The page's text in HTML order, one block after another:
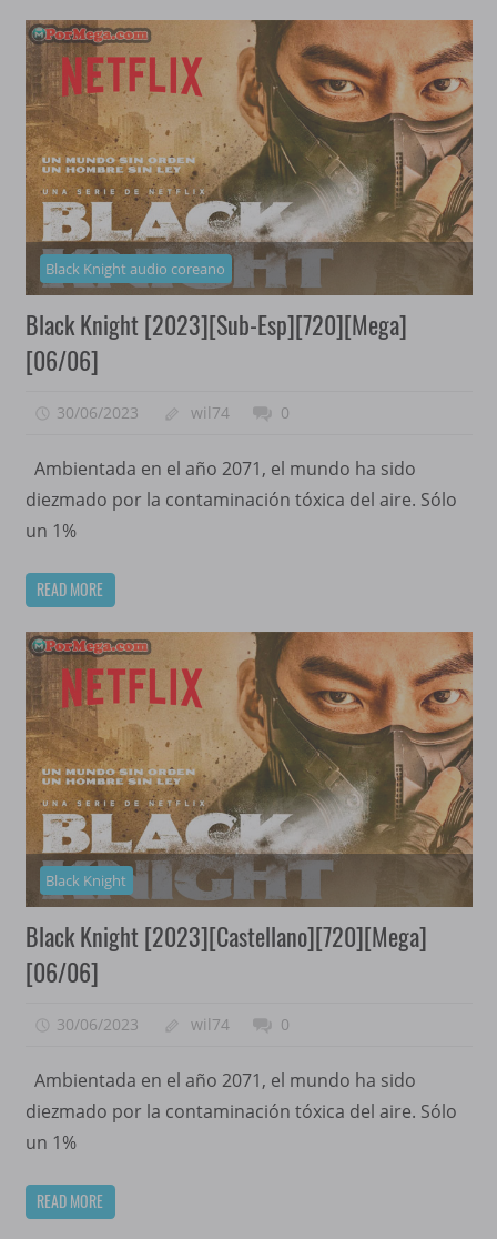
Black Knight audio coreano
Black Knight [2023][Sub-Esp][720][Mega]
[06/06]
30/06/2023 wil74 0
Ambientada en el año 2071, el mundo ha sido
diezmado por la contaminación tóxica del aire. Sólo
un 1%
READ MORE
Black Knight
Black Knight [2023][Castellano][720][Mega]
[06/06]
30/06/2023 wil74 0
Ambientada en el año 2071, el mundo ha sido
diezmado por la contaminación tóxica del aire. Sólo
un 1%
READ MORE